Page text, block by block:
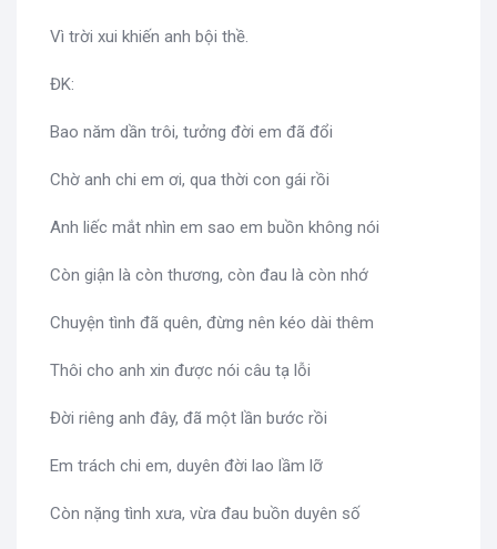
Vì trời xui khiến anh bội thề.
ĐK:
Bao năm dần trôi, tưởng đời em đã đổi
Chờ anh chi em ơi, qua thời con gái rồi
Anh liếc mắt nhìn em sao em buồn không nói
Còn giận là còn thương, còn đau là còn nhớ
Chuyện tình đã quên, đừng nên kéo dài thêm
Thôi cho anh xin được nói câu tạ lỗi
Đời riêng anh đây, đã một lần bước rồi
Em trách chi em, duyên đời lao lầm lỡ
Còn nặng tình xưa, vừa đau buồn duyên số